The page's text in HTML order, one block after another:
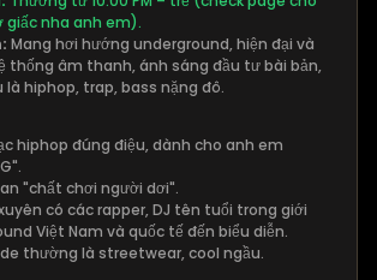
giấc nha anh em).
Mang hơi hướng underground, hiện đại và
thống âm thanh, ánh sáng đầu tư bài bản,
là hiphop, trap, bass nặng đô.
hiphop đúng điệu, dành cho anh em
"chất chơi người dơi".
có các rapper, DJ tên tuổi trong giới
Việt Nam và quốc tế đến biểu diễn.
thường là streetwear, cool ngầu.